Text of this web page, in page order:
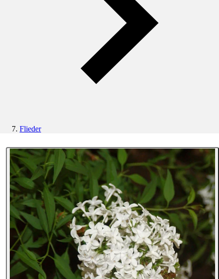
Flieder